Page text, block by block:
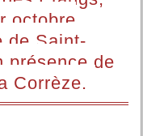
octobre
de Saint-
présence de
Corrèze.